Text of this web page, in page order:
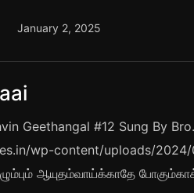
January 2, 2025
Geethangal #12 Sung By
wp-content/uploads/2024/
ஆயுதம்வாய்க்காதே